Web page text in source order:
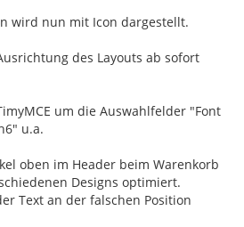
wird nun mit Icon dargestellt.
des Layouts ab sofort
um die Auswahlfelder "Font
u.a.
oben im Header beim Warenkorb
Designs optimiert.
Text an der falschen Position